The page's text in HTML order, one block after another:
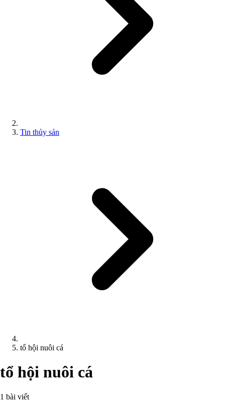
Tin thủy sản
tổ hội nuôi cá
tổ hội nuôi cá
1 bài viết